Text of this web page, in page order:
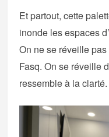
Et partout, cette
inonde les espaces
On ne se réveille
Fasq. On se réveille
ressemble à la clarté.